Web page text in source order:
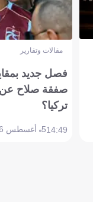
مقالات وتقارير
فصل جديد
صفقة صلاح
تركيا؟
14:495 أغسطس 2026